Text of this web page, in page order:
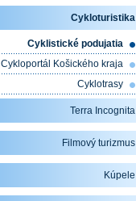
Cykloturistika
Cyklistické podujatia
Cykloportál Košického kraja
Cyklotrasy
Terra Incognita
Filmový turizmus
Kúpele